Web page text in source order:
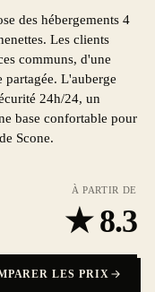
des hébergements 4
Les clients
communs, d'une
L'auberge
24h/24, un
base confortable pour
Scone.
À PARTIR DE
★8.3
LES PRIX